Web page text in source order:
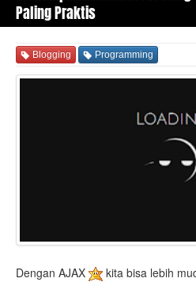
Paling Praktis
Blogging Programming
Dengan AJAX
kita bisa lebih